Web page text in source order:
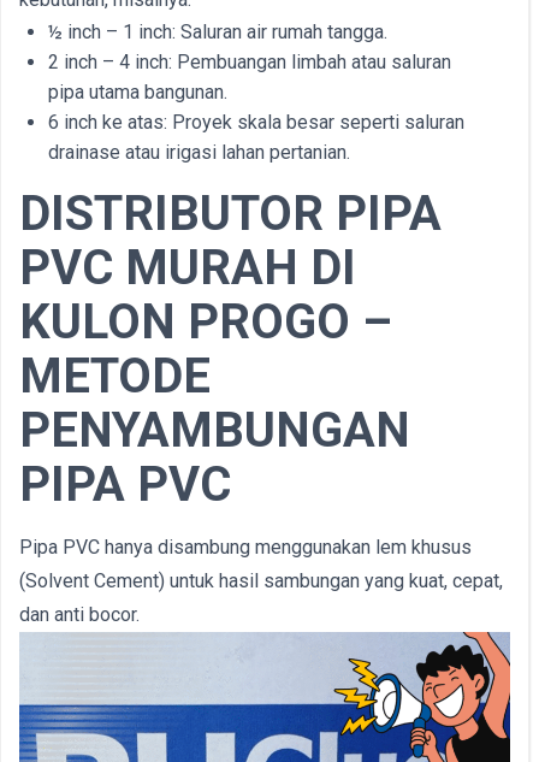
½ inch – 1 inch: Saluran air rumah tangga.
2 inch – 4 inch: Pembuangan limbah atau saluran
pipa utama bangunan.
6 inch ke atas: Proyek skala besar seperti saluran
drainase atau irigasi lahan pertanian.
DISTRIBUTOR PIPA
PVC MURAH DI
KULON PROGO –
METODE
PENYAMBUNGAN
PIPA PVC
Pipa PVC hanya disambung menggunakan lem khusus
(Solvent Cement) untuk hasil sambungan yang kuat, cepat,
dan anti bocor.